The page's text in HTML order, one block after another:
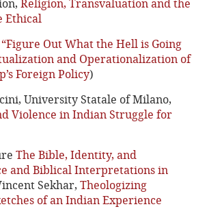
Religion, Transvaluation and the
Ethical
“Figure Out What the Hell is Going
and Operationalization of
Foreign Policy)
University Statale of Milano,
Violence in Indian Struggle for
The Bible, Identity, and
and Biblical Interpretations in
Sekhar, Theologizing
of an Indian Experience